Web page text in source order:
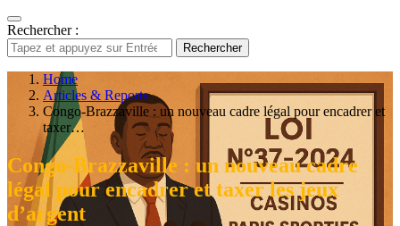
Rechercher :
Rechercher
Home
Articles & Reports
Congo-Brazzaville : un nouveau cadre légal pour encadrer et
taxer…
Congo-Brazzaville : un nouveau cadre
légal pour encadrer et taxer les jeux
d’argent